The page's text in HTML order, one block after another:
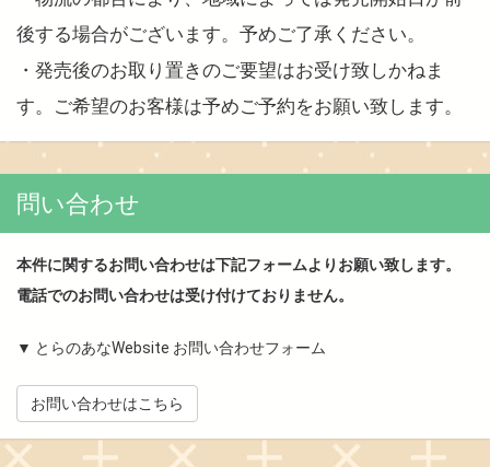
後する場合がございます。予めご了承ください。
・発売後のお取り置きのご要望はお受け致しかねま
す。ご希望のお客様は予めご予約をお願い致します。
問い合わせ
本件に関するお問い合わせは下記フォームよりお願い致します。
電話でのお問い合わせは受け付けておりません。
▼ とらのあなWebsite お問い合わせフォーム
お問い合わせはこちら